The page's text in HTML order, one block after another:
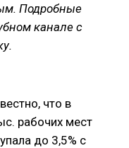
Подробные
канале с
что в
рабочих мест
до 3,5% с